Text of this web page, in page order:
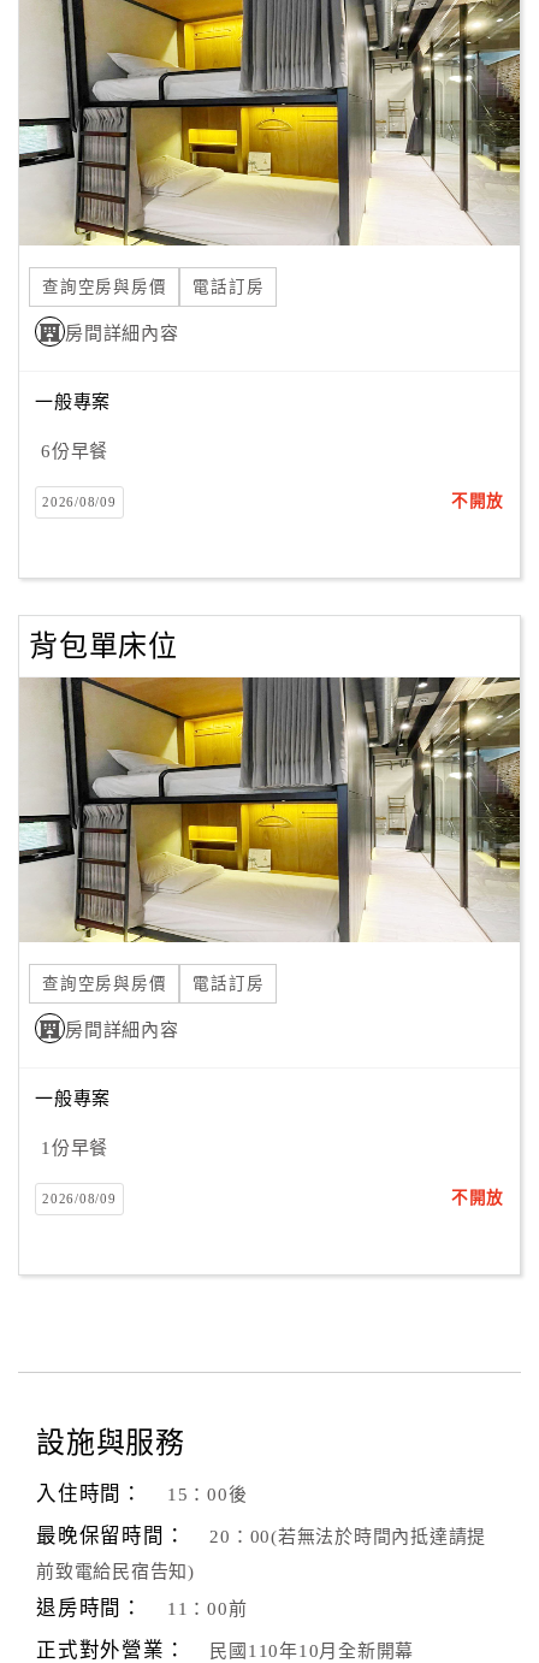
查詢空房與房價 電話訂房
房間詳細內容
一般專案
6份早餐
2026/08/09 不開放
背包單床位
查詢空房與房價 電話訂房
房間詳細內容
一般專案
1份早餐
2026/08/09 不開放
設施與服務
入住時間： 15：00後
最晚保留時間：
20：00(若無法於時間內抵達請提
前致電給民宿告知)
退房時間： 11：00前
正式對外營業： 民國110年10月全新開幕